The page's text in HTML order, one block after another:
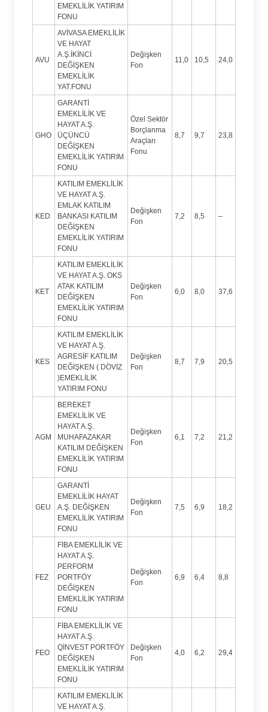
EMEKLİLİK YATIRIM
FONU
AVU
AVİVASA EMEKLİLİK
VE HAYAT
A.Ş.İKİNCİ
DEĞİŞKEN
EMEKLİLİK
YAT.FONU
Değişken
Fon
11,0 10,5 24,0
GHO
GARANTİ
EMEKLİLİK VE
HAYAT A.Ş.
ÜÇÜNCÜ
DEĞİŞKEN
EMEKLİLİK YATIRIM
FONU
Özel Sektör
Borçlanma
Araçları
Fonu
8,7 9,7 23,8
KED
KATILIM EMEKLİLİK
VE HAYAT A.Ş.
EMLAK KATILIM
BANKASI KATILIM
DEĞİŞKEN
EMEKLİLİK YATIRIM
FONU
Değişken
Fon
7,2 8,5 –
KET
KATILIM EMEKLİLİK
VE HAYAT A.Ş. OKS
ATAK KATILIM
DEĞİŞKEN
EMEKLİLİK YATIRIM
FONU
Değişken
Fon
6,0 8,0 37,6
KES
KATILIM EMEKLİLİK
VE HAYAT A.Ş.
AGRESİF KATILIM
DEĞİŞKEN ( DÖVİZ
)EMEKLİLİK
YATIRIM FONU
Değişken
Fon
8,7 7,9 20,5
AGM
BEREKET
EMEKLİLİK VE
HAYAT A.Ş.
MUHAFAZAKAR
KATILIM DEĞİŞKEN
EMEKLİLİK YATIRIM
FONU
Değişken
Fon
6,1 7,2 21,2
GEU
GARANTİ
EMEKLİLİK HAYAT
A.Ş. DEĞİŞKEN
EMEKLİLİK YATIRIM
FONU
Değişken
Fon
7,5 6,9 18,2
FEZ
FİBA EMEKLİLİK VE
HAYAT A.Ş.
PERFORM
PORTFÖY
DEĞİŞKEN
EMEKLİLİK YATIRIM
FONU
Değişken
Fon
6,9 6,4 8,8
FEO
FİBA EMEKLİLİK VE
HAYAT A.Ş.
QİNVEST PORTFÖY
DEĞİŞKEN
EMEKLİLİK YATIRIM
FONU
Değişken
Fon
4,0 6,2 29,4
KATILIM EMEKLİLİK
VE HAYAT A.Ş.